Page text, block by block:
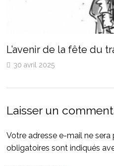
L’avenir de la fête du
30 avril 2025
Laisser un
Votre adresse e-mail ne sera
obligatoires sont indiqués